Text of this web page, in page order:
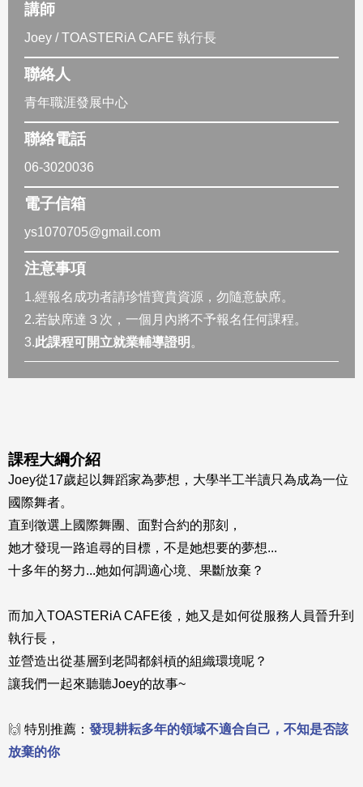
講師
Joey / TOASTERiA CAFE 執行長
聯絡人
青年職涯發展中心
聯絡電話
06-3020036
電子信箱
ys1070705@gmail.com
注意事項
1.經報名成功者請珍惜寶貴資源，勿隨意缺席。
2.若缺席達３次，一個月內將不予報名任何課程。
3.此課程可開立就業輔導證明 。
課程大綱介紹
Joey從17歲起以舞蹈家為夢想，大學半工半讀只為成為一位
國際舞者。
直到徵選上國際舞團、面對合約的那刻，
她才發現一路追尋的目標，不是她想要的夢想...
十多年的努力...她如何調適心境、果斷放棄？
而加入TOASTERiA CAFE後，她又是如何從服務人員晉升到
執行長，
並營造出從基層到老闆都斜槓的組織環境呢？
讓我們一起來聽聽Joey的故事~
🙌 特別推薦： 發現耕耘多年的領域不適合自己，不知是否該
放棄的你